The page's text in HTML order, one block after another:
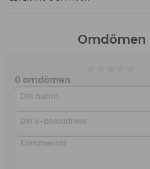
Omdömen
0 omdömen